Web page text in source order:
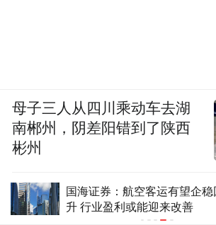
国海证券：航空客运有望企稳
升 行业盈利或能迎来改善
母子三人从四川乘动车去湖
南郴州，阴差阳错到了陕西
彬州